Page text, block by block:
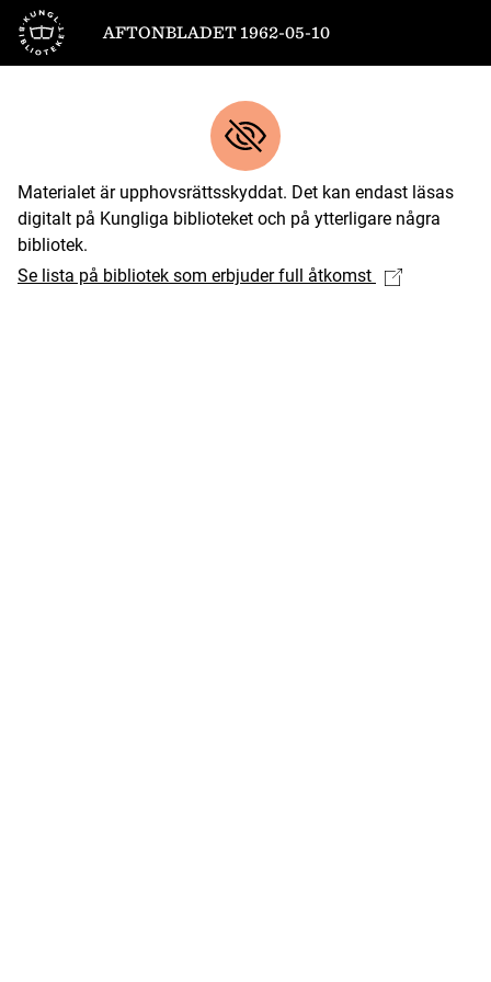
Till startsidan
AFTONBLADET 1962-05-10
Materialet är upphovsrättsskyddat. Det kan endast läsas
digitalt på Kungliga biblioteket och på ytterligare några
bibliotek.
Se lista på bibliotek som erbjuder full åtkomst